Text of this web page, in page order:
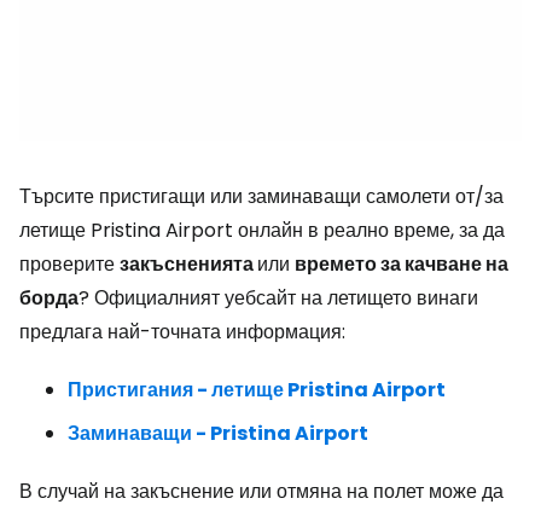
Търсите пристигащи или заминаващи самолети от/за
летище Pristina Airport онлайн в реално време, за да
проверитезакъснениятаили времето за качване на
борда? Официалният уебсайт на летището винаги
предлага най-точната информация:
Пристигания - летище Pristina Airport
Заминаващи - Pristina Airport
В случай на закъснение или отмяна на полет може да